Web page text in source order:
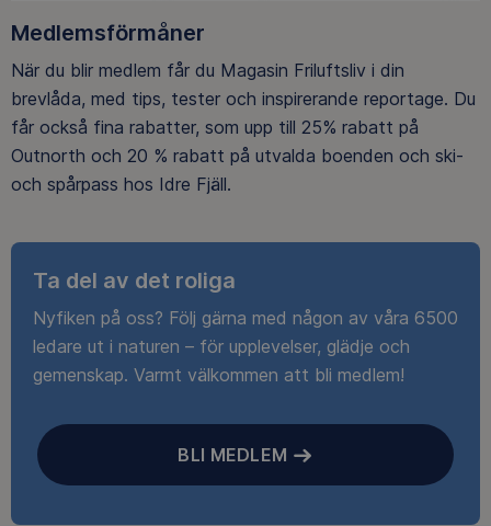
Medlemsförmåner
När du blir medlem får du Magasin Friluftsliv i din
brevlåda, med tips, tester och inspirerande reportage. Du
får också fina rabatter, som upp till 25% rabatt på
Outnorth och 20 % rabatt på utvalda boenden och ski-
och spårpass hos Idre Fjäll.
Ta del av det roliga
Nyfiken på oss? Följ gärna med någon av våra 6500
ledare ut i naturen – för upplevelser, glädje och
gemenskap. Varmt välkommen att bli medlem!
BLI MEDLEM